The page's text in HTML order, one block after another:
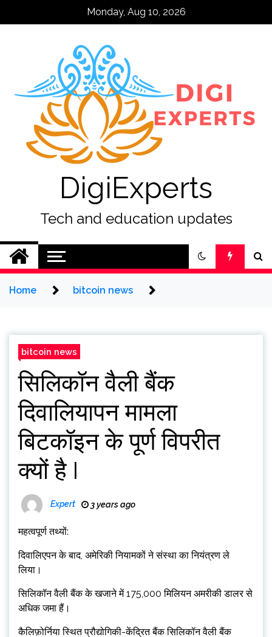
Monday, Aug 10, 2026
DigiExperts
Tech and education updates
Home bitcoin news
bitcoin news
सिलिकॉन वैली बैंक
दिवालियापन मामला
बिटकॉइन के पूर्ण विपरीत
क्यों है I
Expert 3 years ago
महत्वपूर्ण तथ्यों:
दिवालिएपन के बाद, अमेरिकी नियामकों ने संस्था का नियंत्रण ले
लिया।
सिलिकॉन वैली बैंक के खजाने में 175,000 मिलियन अमरीकी डालर से
अधिक जमा हैं।
कैलिफ़ोर्निया स्थित प्रौद्योगिकी-केंद्रित बैंक सिलिकॉन वैली बैंक